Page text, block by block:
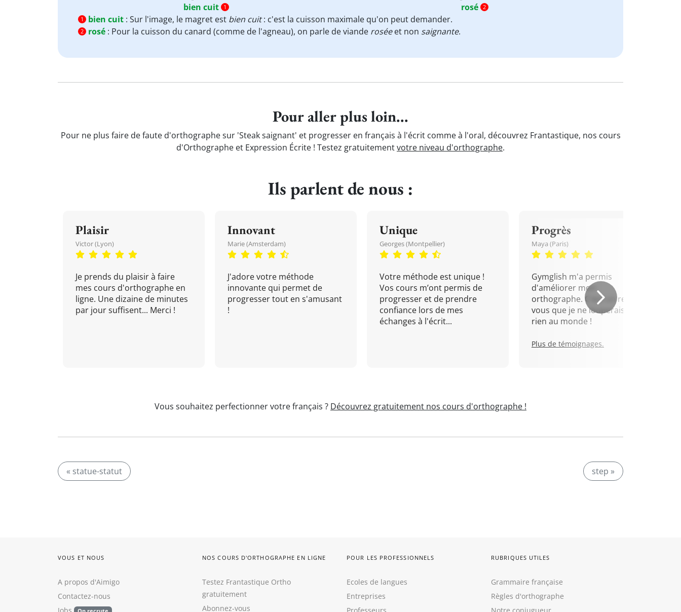
bien cuit
1
rosé 2
1
bien cuit : Sur l'image, le magret est bien cuit: c'est la cuisson maximale qu'on peut demander.
2 rosé : Pour la cuisson du canard (comme de l'agneau), on parle de viande roséeet non saignante.
Pour aller plus loin...
Pour ne plus faire de faute d'orthographe sur 'Steak saignant' et progresser en français à l'écrit comme à l'oral, découvrez Frantastique, nos cours
d'Orthographe et Expression Écrite ! Testez gratuitementvotre niveau d'orthographe.
Ils parlent de nous :
Plaisir
Victor (Lyon)
Je prends du plaisir à faire
mes cours d'orthographe en
ligne. Une dizaine de minutes
par jour suffisent... Merci !
Innovant
Marie (Amsterdam)
J'adore votre méthode
innovante qui permet de
progresser tout en s'amusant
!
Unique
Georges (Montpellier)
Votre méthode est unique !
Vos cours m’ont permis de
progresser et de prendre
confiance lors de mes
échanges à l'écrit...
Progrès
Maya (Paris)
Gymglish m'a permis
d'améliorer mon
orthographe. C'est un rendez-
vous que je ne louperais pour
rien au monde !
Plus de témoignages.
Vous souhaitez perfectionner votre français ? Découvrez gratuitement nos cours d'orthographe !
« statue-statut step »
VOUS ET NOUS
A propos d'Aimigo
Contactez-nous
NOS COURS D'ORTHOGRAPHE EN LIGNE
Testez Frantastique Ortho
gratuitement
Abonnez-vous
POUR LES PROFESSIONNELS
Ecoles de langues
Entreprises
RUBRIQUES UTILES
Grammaire française
Règles d'orthographe